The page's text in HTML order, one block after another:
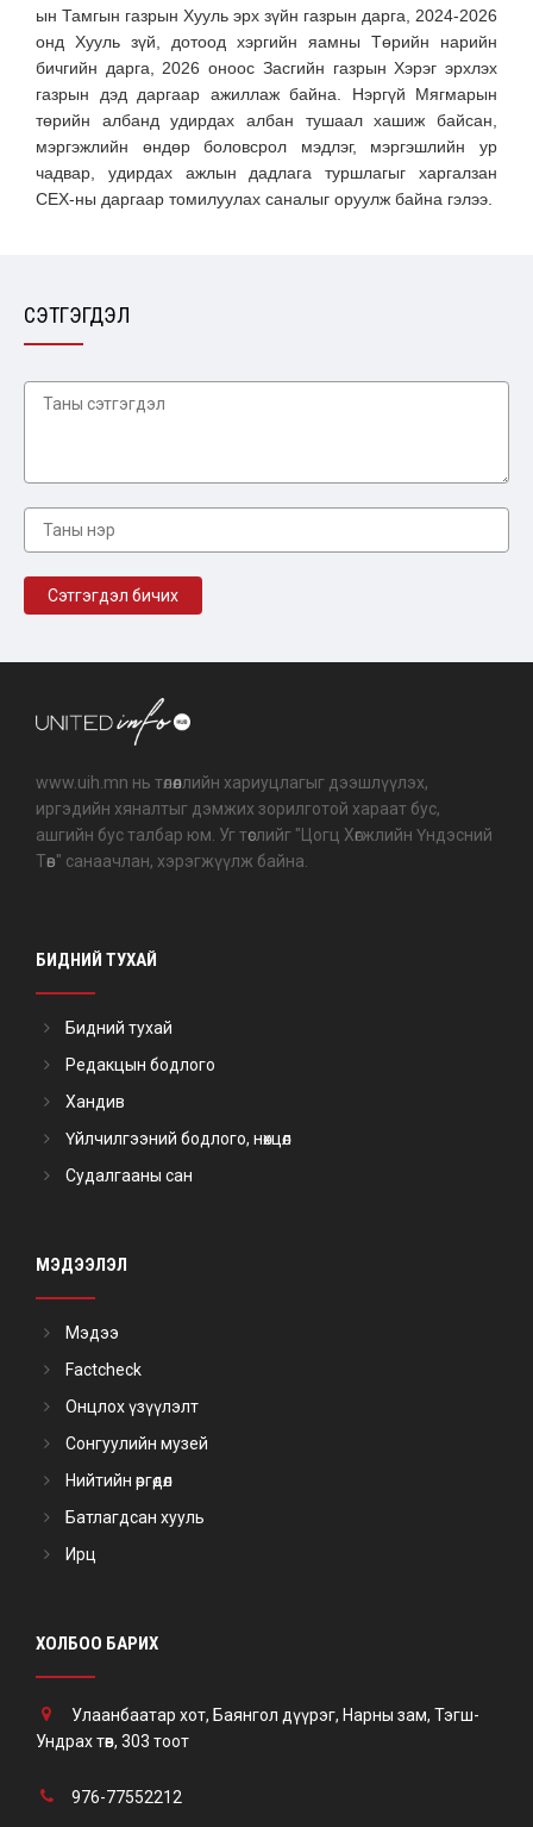
ын Тамгын газрын Хууль эрх зүйн газрын дарга, 2024-2026
онд Хууль зүй, дотоод хэргийн яамны Төрийн нарийн
бичгийн дарга, 2026 оноос Засгийн газрын Хэрэг эрхлэх
газрын дэд даргаар ажиллаж байна. Нэргүй Мягмарын
төрийн албанд удирдах албан тушаал хашиж байсан,
мэргэжлийн өндөр боловсрол мэдлэг, мэргэшлийн ур
чадвар, удирдах ажлын дадлага туршлагыг харгалзан
СЕХ-ны даргаар томилуулах саналыг оруулж байна гэлээ.
СЭТГЭГДЭЛ
www.uih.mn нь төлөөллийн хариуцлагыг дээшлүүлэх,
иргэдийн хяналтыг дэмжих зорилготой хараат бус,
ашгийн бус талбар юм. Уг төслийг "Цогц Хөгжлийн Үндэсний
Төв" санаачлан, хэрэгжүүлж байна.
БИДНИЙ ТУХАЙ
Бидний тухай
Редакцын бодлого
Хандив
Үйлчилгээний бодлого, нөхцөл
Судалгааны сан
МЭДЭЭЛЭЛ
Мэдээ
Factcheck
Онцлох үзүүлэлт
Сонгуулийн музей
Нийтийн өргөдөл
Батлагдсан хууль
Ирц
ХОЛБОО БАРИХ
Улаанбаатар хот, Баянгол дүүрэг, Нарны зам, Тэгш-
Ундрах төв, 303 тоот
976-77552212